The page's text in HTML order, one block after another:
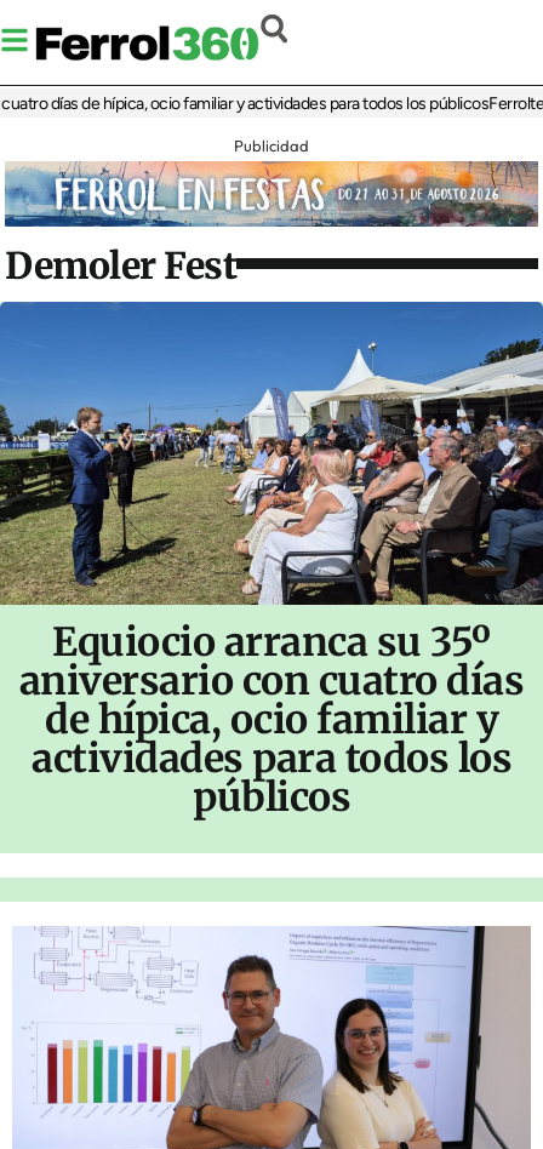
de hípica, ocio familiar y actividades para todos los públicosFerrolterra
Publicidad
Demoler Fest
Equiocio arranca su 35º
aniversario con cuatro días
de hípica, ocio familiar y
actividades para todos los
públicos